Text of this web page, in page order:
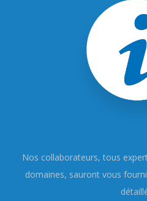
Nos collaborateurs, tous
domaines, sauront vous